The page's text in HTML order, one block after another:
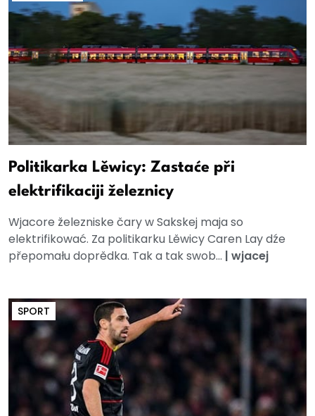
Politikarka Lěwicy: Zastaće při
elektrifikaciji železnicy
Wjacore železniske čary w Sakskej maja so
elektrifikować. Za politikarku Lěwicy Caren Lay dźe
přepomału doprědka. Tak a tak swob... | wjacej
SPORT